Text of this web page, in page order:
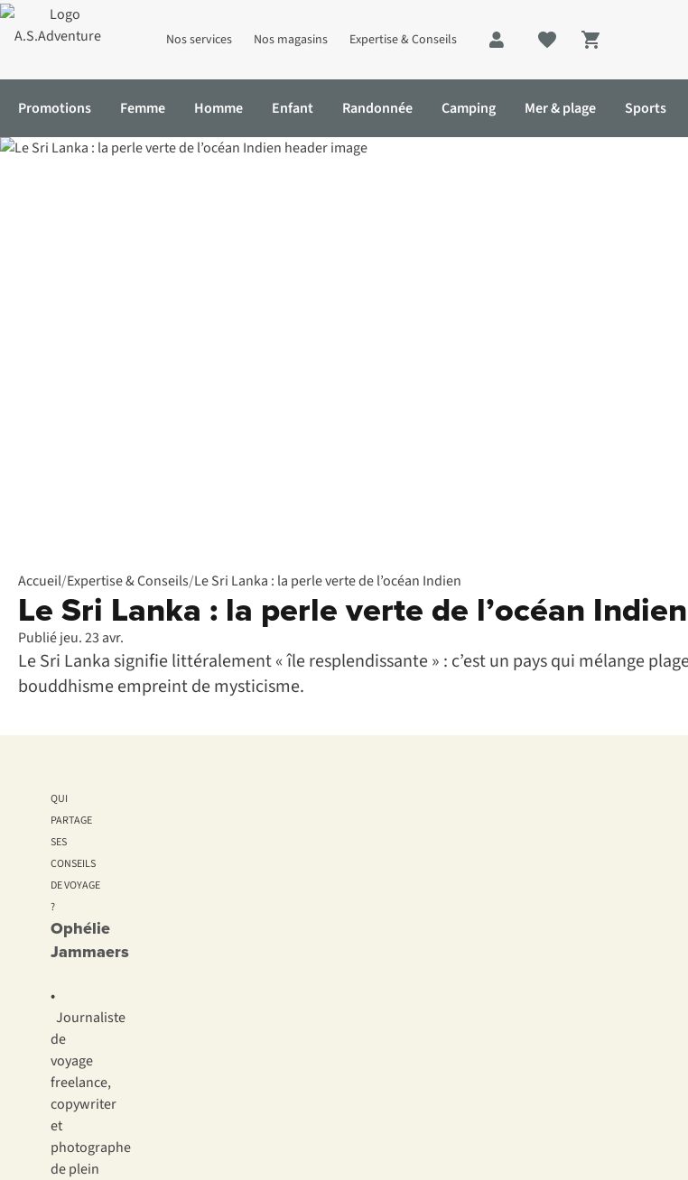
Nos services Nos magasins Expertise & Conseils
Shopping cart
Promotions Femme Homme Enfant Randonnée Camping Mer & plage Sports
Accueil/Expertise & Conseils/Le Sri Lanka : la perle verte de l’océan Indien
Le Sri Lanka : la perle verte de l’océan Indien
Publié jeu. 23 avr.
Le Sri Lanka signifie littéralement « île resplendissante » : c’est un pays qui mélange
bouddhisme empreint de mysticisme.
QUI
PARTAGE
SES
CONSEILS
DE VOYAGE
?
Ophélie
Jammaers
•
Journaliste
de
voyage
freelance,
copywriter
et
photographe
de plein